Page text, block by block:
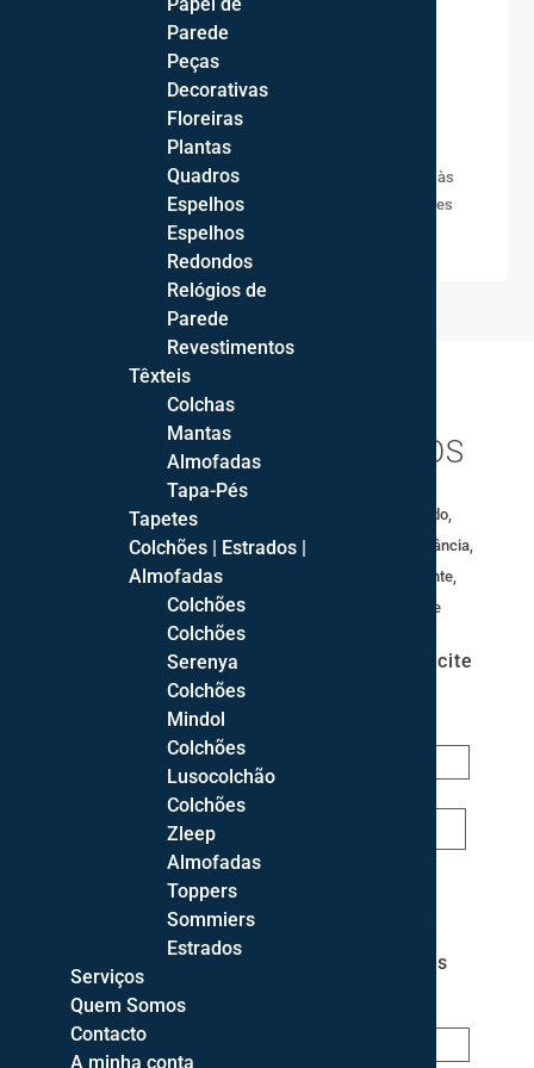
Transporte
Envio gratuito para Portugal Continental!
Cores
As cores reais dos artigos podem variar devido às
fontes de iluminição fotográfica ou configurações
dos ecrãs.
PRODUTOS RELACIONADOS
Centro de Mesa
Folha Prateada
14,00€
ADICIONAR
Castiçais: Antracite
MVR
25,00€
ADICIONAR
Jarra Conchas
Parede
Peças
Decorativas
Floreiras
Plantas
Quadros
Espelhos
Espelhos
Redondos
Relógios de
Parede
Revestimentos
Têxteis
Colchas
Mantas
Almofadas
Tapa-Pés
Tapetes
Colchões | Estrados |
Almofadas
Colchões
Colchões
Serenya
Colchões
Mindol
Colchões
Lusocolchão
Colchões
Zleep
Almofadas
Toppers
Sommiers
Estrados
Serviços
Quem Somos
Contacto
A minha conta